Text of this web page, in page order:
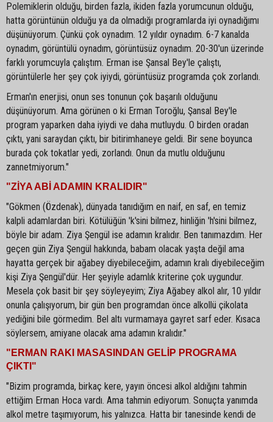
Polemiklerin olduğu, birden fazla, ikiden fazla yorumcunun olduğu,
hatta görüntünün olduğu ya da olmadığı programlarda iyi oynadığımı
düşünüyorum. Çünkü çok oynadım. 12 yıldır oynadım. 6-7 kanalda
oynadım, görüntülü oynadım, görüntüsüz oynadım. 20-30'un üzerinde
farklı yorumcuyla çalıştım. Erman ise Şansal Bey'le çalıştı,
görüntülerle her şey çok iyiydi, görüntüsüz programda çok zorlandı.
Erman'ın enerjisi, onun ses tonunun çok başarılı olduğunu
düşünüyorum. Ama görünen o ki Erman Toroğlu, Şansal Bey'le
program yaparken daha iyiydi ve daha mutluydu. O birden oradan
çıktı, yani saraydan çıktı, bir bitirimhaneye geldi. Bir sene boyunca
burada çok tokatlar yedi, zorlandı. Onun da mutlu olduğunu
zannetmiyorum."
"ZİYA ABİ ADAMIN KRALIDIR"
"Gökmen (Özdenak), dünyada tanıdığım en naif, en saf, en temiz
kalpli adamlardan biri. Kötülüğün 'k'sini bilmez, hinliğin 'h'sini bilmez,
böyle bir adam. Ziya Şengül ise adamın kralıdır. Ben tanımazdım. Her
geçen gün Ziya Şengül hakkında, babam olacak yaşta değil ama
hayatta gerçek bir ağabey diyebileceğim, adamın kralı diyebileceğim
kişi Ziya Şengül'dür. Her şeyiyle adamlık kriterine çok uygundur.
Mesela çok basit bir şey söyleyeyim; Ziya Ağabey alkol alır, 10 yıldır
onunla çalışıyorum, bir gün ben programdan önce alkollü çikolata
yediğini bile görmedim. Bel altı vurmamaya gayret sarf eder. Kısaca
söylersem, amiyane olacak ama adamın kralıdır."
"ERMAN RAKI MASASINDAN GELİP PROGRAMA
ÇIKTI"
"Bizim programda, birkaç kere, yayın öncesi alkol aldığını tahmin
ettiğim Erman Hoca vardı. Ama tahmin ediyorum. Sonuçta yanımda
alkol metre taşımıyorum, his yalnızca. Hatta bir tanesinde kendi de